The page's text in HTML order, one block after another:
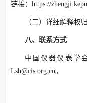
链接：https://
（二）详细解释权
八、联系方式
中国仪器仪表学
Lsh@cis.org.cn。